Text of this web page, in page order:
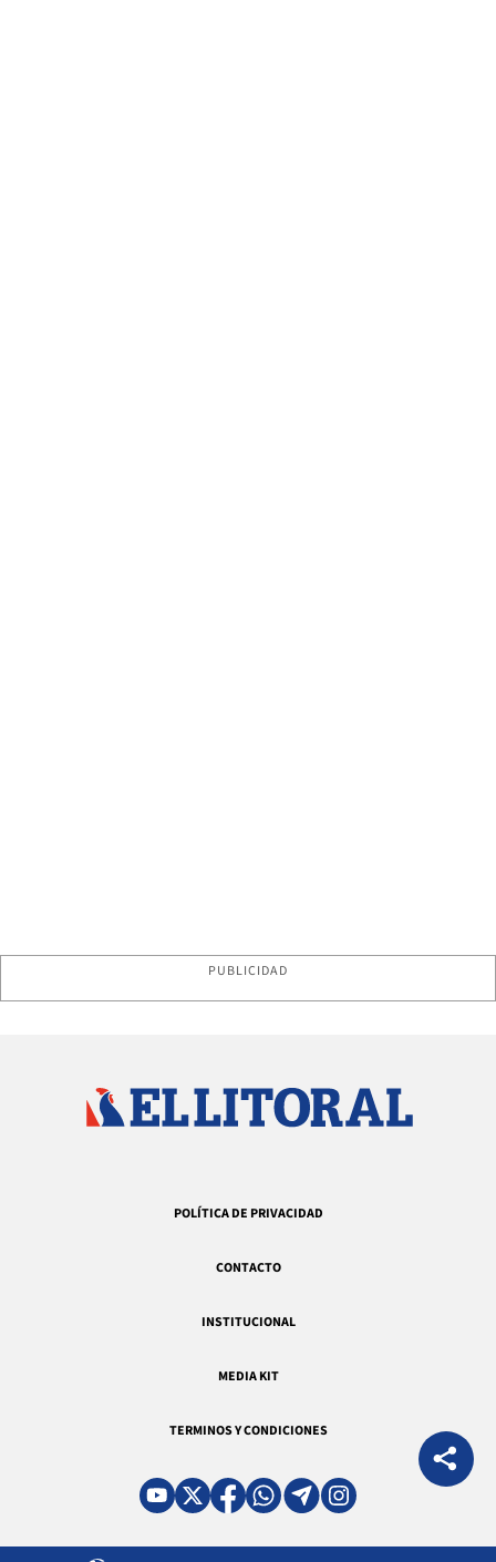
PUBLICIDAD
POLÍTICA DE PRIVACIDAD
CONTACTO
INSTITUCIONAL
MEDIA KIT
TERMINOS Y CONDICIONES